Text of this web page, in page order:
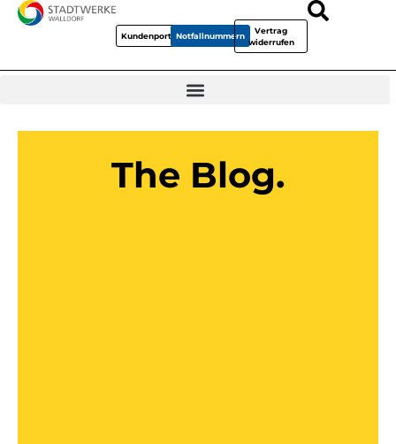
KundenportalNotfallnummern
Vertrag
widerrufen
The Blog.